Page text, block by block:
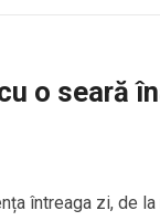
o seară
întreaga zi, de